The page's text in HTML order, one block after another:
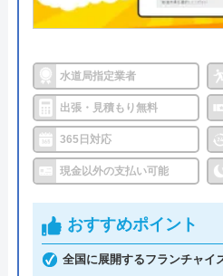
1992年6月1
大阪府大阪
ースマイルビ
対応エリア
対応エリア詳
細
小郡市のト
町の水道屋
店
年
ハウスラボホームがお
ハウスラボホームは全国各
道修理業者です。トイレ、
まわりトラブル全般に対
6,600円からとお手頃価格で
万が一、水まわりに問題が
水道局指定業者
出張・見積もり無料
365日対応
現金以外の支払い可能
おすすめポイント
全国に展開するフランチャイ